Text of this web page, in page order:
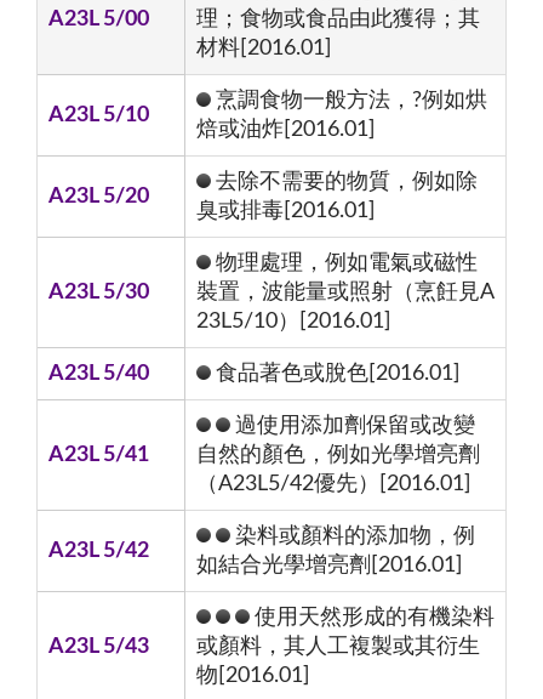
A23L 5/00
理；食物或食品由此獲得；其
材料[2016.01]
A23L 5/10
烹調食物一般方法，?例如烘
焙或油炸[2016.01]
A23L 5/20
去除不需要的物質，例如除
臭或排毒[2016.01]
A23L 5/30
物理處理，例如電氣或磁性
裝置，波能量或照射（烹飪見A
23L5/10）[2016.01]
A23L 5/40 食品著色或脫色[2016.01]
A23L 5/41
過使用添加劑保留或改變
自然的顏色，例如光學增亮劑
（A23L5/42優先）[2016.01]
A23L 5/42
染料或顏料的添加物，例
如結合光學增亮劑[2016.01]
A23L 5/43
使用天然形成的有機染料
或顏料，其人工複製或其衍生
物[2016.01]